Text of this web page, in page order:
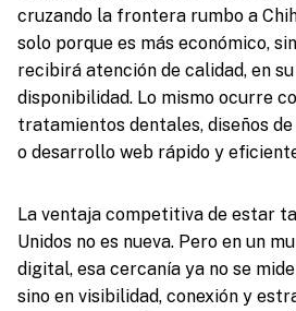
cruzando la frontera rumbo a
solo porque es más económico,
recibirá atención de calidad, en
disponibilidad. Lo mismo ocurre
tratamientos dentales, diseños
o desarrollo web rápido y
La ventaja competitiva de estar
Unidos no es nueva. Pero en un
digital, esa cercanía ya no se
sino en visibilidad, conexión y